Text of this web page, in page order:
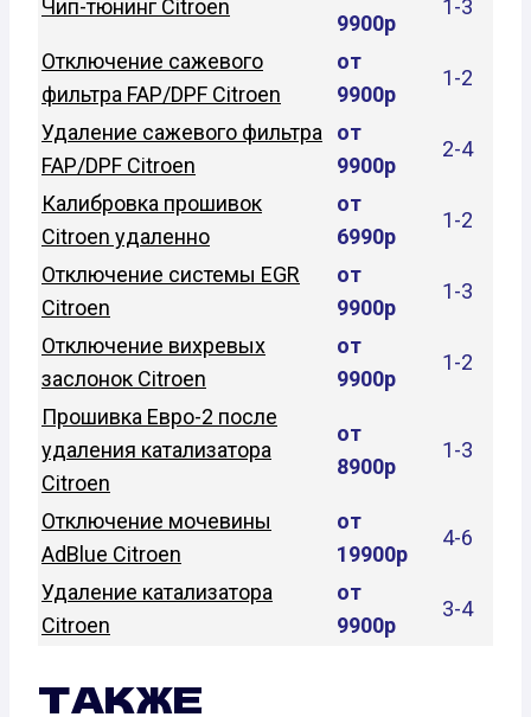
Чип-тюнинг Citroen
9900р
1-3
Отключение сажевого
фильтра FAP/DPF Citroen
от
9900р
1-2
Удаление сажевого фильтра
FAP/DPF Citroen
от
9900р
2-4
Калибровка прошивок
Citroen удаленно
от
6990р
1-2
Отключение системы EGR
Citroen
от
9900р
1-3
Отключение вихревых
заслонок Citroen
от
9900р
1-2
Прошивка Евро-2 после
удаления катализатора
Citroen
от
8900р
1-3
Отключение мочевины
AdBlue Citroen
от
19900р
4-6
Удаление катализатора
Citroen
от
9900р
3-4
ТАКЖЕ